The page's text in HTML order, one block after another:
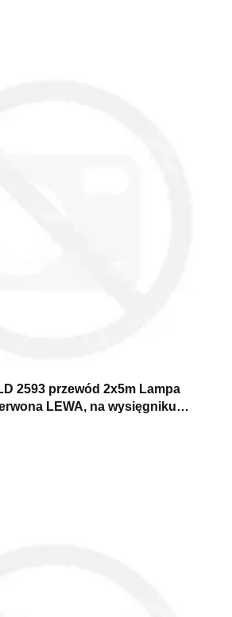
2593 przewód 2x5m Lampa
LEWA, na wysięgniku